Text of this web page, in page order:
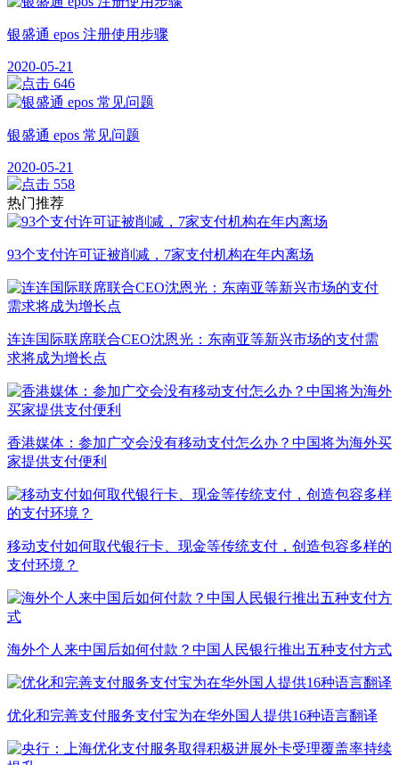
银盛通 epos 注册使用步骤
2020-05-21
646
银盛通 epos 常见问题
2020-05-21
558
热门推荐
93个支付许可证被削减，7家支付机构在年内离场
连连国际联席联合CEO沈恩光：东南亚等新兴市场的支付需
求将成为增长点
香港媒体：参加广交会没有移动支付怎么办？中国将为海外买
家提供支付便利
移动支付如何取代银行卡、现金等传统支付，创造包容多样的
支付环境？
海外个人来中国后如何付款？中国人民银行推出五种支付方式
优化和完善支付服务支付宝为在华外国人提供16种语言翻译